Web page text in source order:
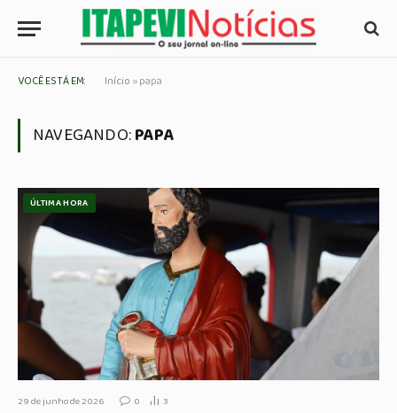
VOCÊ ESTÁ EM: Início »papa
NAVEGANDO:PAPA
ÚLTIMA HORA
29 de junho de 2026 0 3